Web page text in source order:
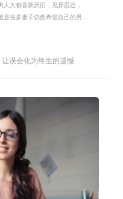
大都喜新厌旧，见异思迁，
是很多妻子仍然希望自己的男
误会化为终生的遗憾